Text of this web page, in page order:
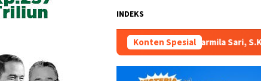
INDEKS
Konten Spesial
RI Dr. Hj. Karmila Sari, S.Kom., M.M.; Sosok Bahlil